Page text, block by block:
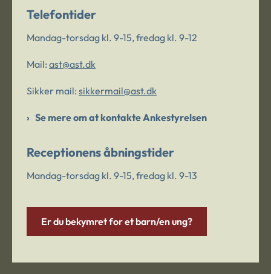
Telefontider
Mandag-torsdag kl. 9-15, fredag kl. 9-12
Mail: ast@ast.dk
Sikker mail: sikkermail@ast.dk
Se mere om at kontakte Ankestyrelsen
Receptionens åbningstider
Mandag-torsdag kl. 9-15, fredag kl. 9-13
Er du bekymret for et barn/en ung?